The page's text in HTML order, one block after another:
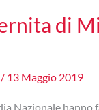
di
/ 13 Maggio 2019
hanno